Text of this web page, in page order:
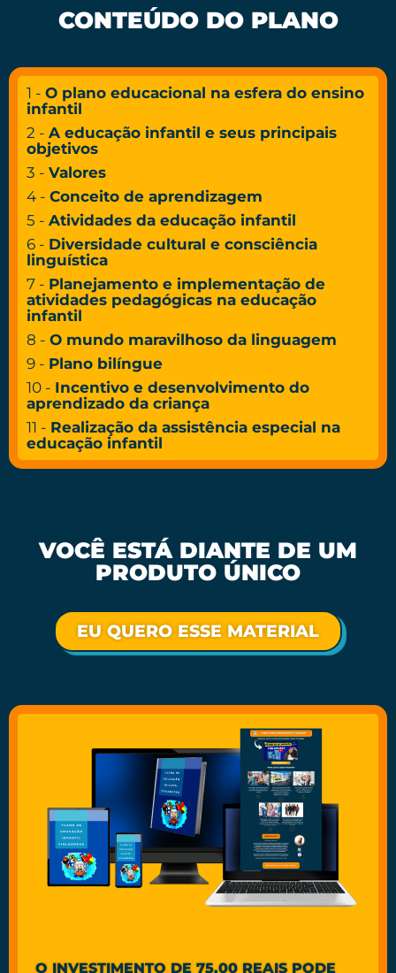
CONTEÚDO DO PLANO
1 - O plano educacional na esfera do ensino
infantil
2 - A educação infantil e seus principais
objetivos
3 - Valores
4 - Conceito de aprendizagem
5 - Atividades da educação infantil
6 - Diversidade cultural e consciência
linguística
7 - Planejamento e implementação de
atividades pedagógicas na educação
infantil
8 - O mundo maravilhoso da linguagem
9 - Plano bilíngue
10 - Incentivo e desenvolvimento do
aprendizado da criança
11 - Realização da assistência especial na
educação infantil
VOCÊ ESTÁ DIANTE DE UM
PRODUTO ÚNICO
EU QUERO ESSE MATERIAL
O INVESTIMENTO DE 75,00 REAIS PODE